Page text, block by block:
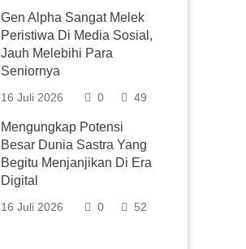
Gen Alpha Sangat Melek
Peristiwa Di Media Sosial,
Jauh Melebihi Para
Seniornya
16 Juli 2026 0 49
Mengungkap Potensi
Besar Dunia Sastra Yang
Begitu Menjanjikan Di Era
Digital
16 Juli 2026 0 52